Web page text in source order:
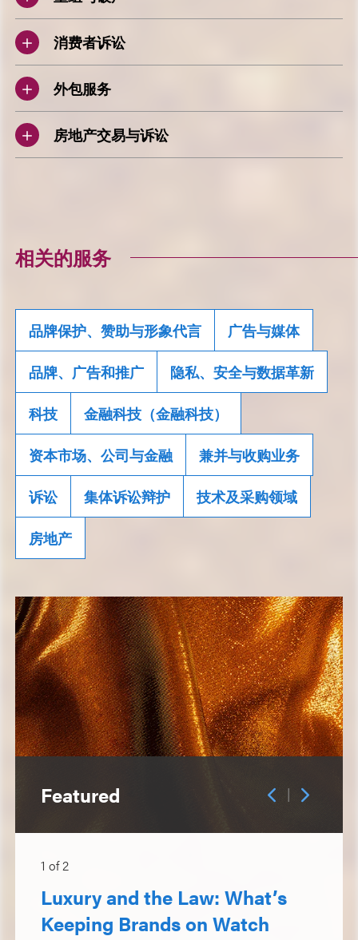
消费者诉讼
外包服务
房地产交易与诉讼
相关的服务
品牌保护、赞助与形象代言 广告与媒体
品牌、广告和推广 隐私、安全与数据革新
科技 金融科技（金融科技）
资本市场、公司与金融 兼并与收购业务
诉讼 集体诉讼辩护 技术及采购领域
房地产
Featured |
1 of2
Luxury and the Law: What’s
Keeping Brands on Watch